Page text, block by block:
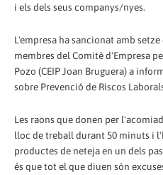
i els dels seus companys/nyes.
L'empresa ha sancionat amb
membres del Comitè d'Empresa
Pozo (CEIP Joan Bruguera) a
sobre Prevenció de Riscos
Les raons que donen per
lloc de treball durant 50 minuts i
productes de neteja en un dels
és que tot el que diuen són